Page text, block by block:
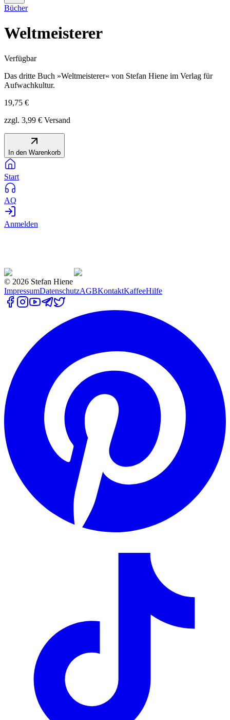
Bücher
Weltmeisterer
Verfügbar
Das dritte Buch »Weltmeisterer« von Stefan Hiene im Verlag für
Aufwachkultur.
19,75 €
zzgl. 3,99 € Versand
In den Warenkorb
Start
AQ
Anmelden
© 2026 Stefan Hiene
ImpressumDatenschutzAGBKontaktKaffeeHilfe